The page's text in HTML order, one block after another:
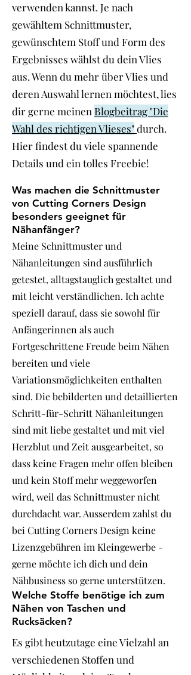
verwenden kannst. Je nach
gewähltem Schnittmuster,
gewünschtem Stoff und Form des
Ergebnisses wählst du dein Vlies
aus. Wenn du mehr über Vlies und
deren Auswahl lernen möchtest, lies
dir gerne meinen Blogbeitrag "Die
Wahl des richtigen Vlieses" durch.
Hier findest du viele spannende
Details und ein tolles Freebie!
Was machen die Schnittmuster
von Cutting Corners Design
besonders geeignet für
Nähanfänger?
Meine Schnittmuster und
Nähanleitungen sind ausführlich
getestet, alltagstauglich gestaltet und
mit leicht verständlichen. Ich achte
speziell darauf, dass sie sowohl für
Anfängerinnen als auch
Fortgeschrittene Freude beim Nähen
bereiten und viele
Variationsmöglichkeiten enthalten
sind. Die bebilderten und detaillierten
Schritt-für-Schritt Nähanleitungen
sind mit liebe gestaltet und mit viel
Herzblut und Zeit ausgearbeitet, so
dass keine Fragen mehr offen bleiben
und kein Stoff mehr weggeworfen
wird, weil das Schnittmuster nicht
durchdacht war. Ausserdem zahlst du
bei Cutting Corners Design keine
Lizenzgebühren im Kleingewerbe -
gerne möchte ich dich und dein
Nähbusiness so gerne unterstützen.
Welche Stoffe benötige ich zum
Nähen von Taschen und
Rucksäcken?
Es gibt heutzutage eine Vielzahl an
verschiedenen Stoffen und